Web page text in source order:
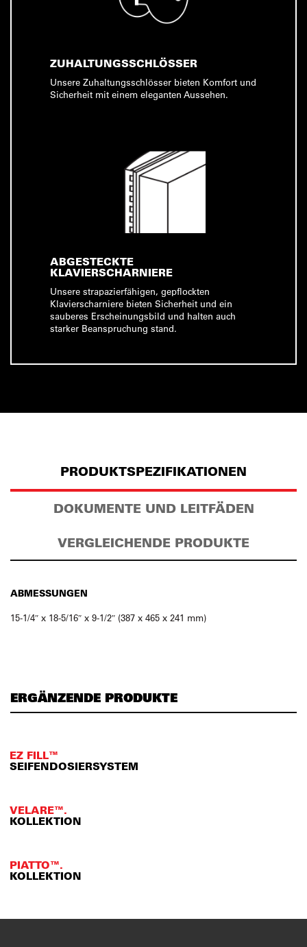
ZUHALTUNGSSCHLÖSSER
Unsere Zuhaltungsschlösser bieten Komfort und
Sicherheit mit einem eleganten Aussehen.
ABGESTECKTE
KLAVIERSCHARNIERE
Unsere strapazierfähigen, gepflockten
Klavierscharniere bieten Sicherheit und ein
sauberes Erscheinungsbild und halten auch
starker Beanspruchung stand.
PRODUKTSPEZIFIKATIONEN
DOKUMENTE UND LEITFÄDEN
VERGLEICHENDE PRODUKTE
ABMESSUNGEN
15-1/4″ x 18-5/16″ x 9-1/2″ (387 x 465 x 241 mm)
ERGÄNZENDE PRODUKTE
EZ FILL™
SEIFENDOSIERSYSTEM
VELARE™.
KOLLEKTION
PIATTO™.
KOLLEKTION